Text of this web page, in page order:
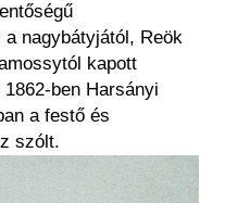
nagybátyjától, Reök
kapott
ben Harsányi
a festő és
szólt.